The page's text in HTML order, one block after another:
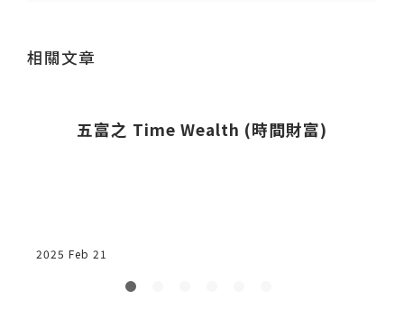
相關文章
五富之 Time Wealth (時間財富)
2025 Feb 21